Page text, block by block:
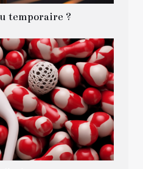
temporaire ?